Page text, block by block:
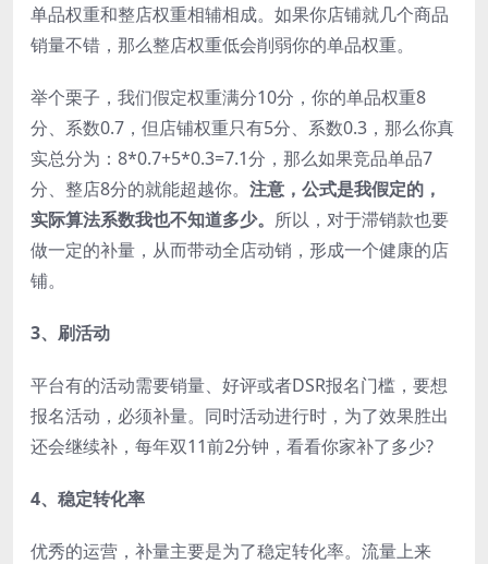
单品权重和整店权重相辅相成。如果你店铺就几个商品
销量不错，那么整店权重低会削弱你的单品权重。
举个栗子，我们假定权重满分10分，你的单品权重8
分、系数0.7，但店铺权重只有5分、系数0.3，那么你真
实总分为：8*0.7+5*0.3=7.1分，那么如果竞品单品7
分、整店8分的就能超越你。 注意，公式是我假定的，
实际算法系数我也不知道多少。 所以，对于滞销款也要
做一定的补量，从而带动全店动销，形成一个健康的店
铺。
3、刷活动
平台有的活动需要销量、好评或者DSR报名门槛，要想
报名活动，必须补量。同时活动进行时，为了效果胜出
还会继续补，每年双11前2分钟，看看你家补了多少?
4、稳定转化率
优秀的运营，补量主要是为了稳定转化率。流量上来